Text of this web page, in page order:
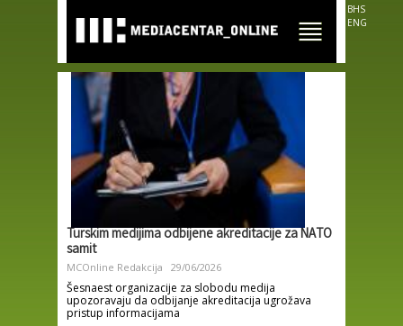
main
content
BHS
ENG
Turskim medijima odbijene akreditacije za NATO
samit
MCOnline Redakcija 29/06/2026
Šesnaest organizacije za slobodu medija
upozoravaju da odbijanje akreditacija ugrožava
pristup informacijama